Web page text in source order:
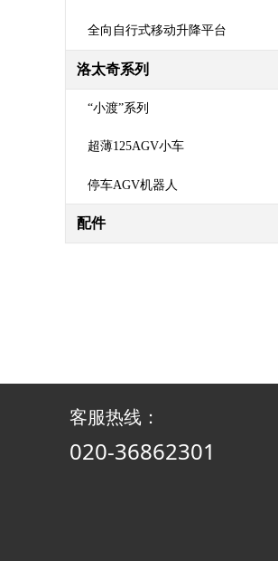
全向自行式移动升降平台
洛太奇系列
“小渡”系列
超薄125AGV小车
停车AGV机器人
配件
客服热线：
020-36862301